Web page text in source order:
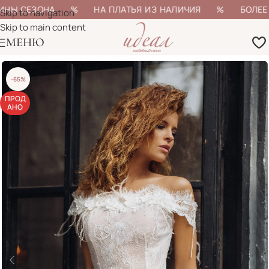
СЕЗОНА % НА ПЛАТЬЯ ИЗ НАЛИЧИЯ % БОЛЕЕ
Skip to navigation
Skip to main content
МЕНЮ
-65%
ПРОД
АНО